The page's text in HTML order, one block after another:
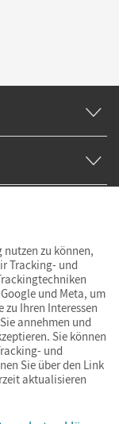
Cookies & Co.
zu können,
Tracking- und
und Meta, um
Ihren Interessen
annehmen und
Sie können
und
Sie über den Link
aktualisieren